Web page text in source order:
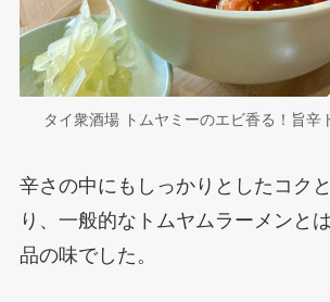
タイ衆酒場 トムヤミーのエビ香る！旨辛
辛さの中にもしっかりとしたコク
り、一般的なトムヤムラーメンと
品の味でした。